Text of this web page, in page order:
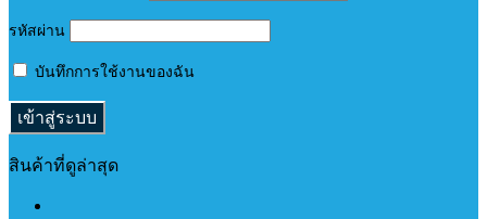
รหัสผ่าน
บันทึกการใช้งานของฉัน
สินค้าที่ดูล่าสุด